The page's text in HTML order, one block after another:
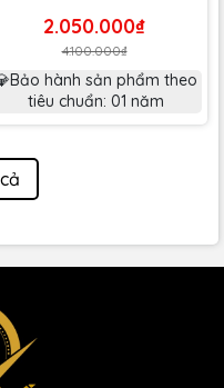
2.050.000₫
4.100.000₫
hành sản phẩm theo
tiêu chuẩn: 01 năm